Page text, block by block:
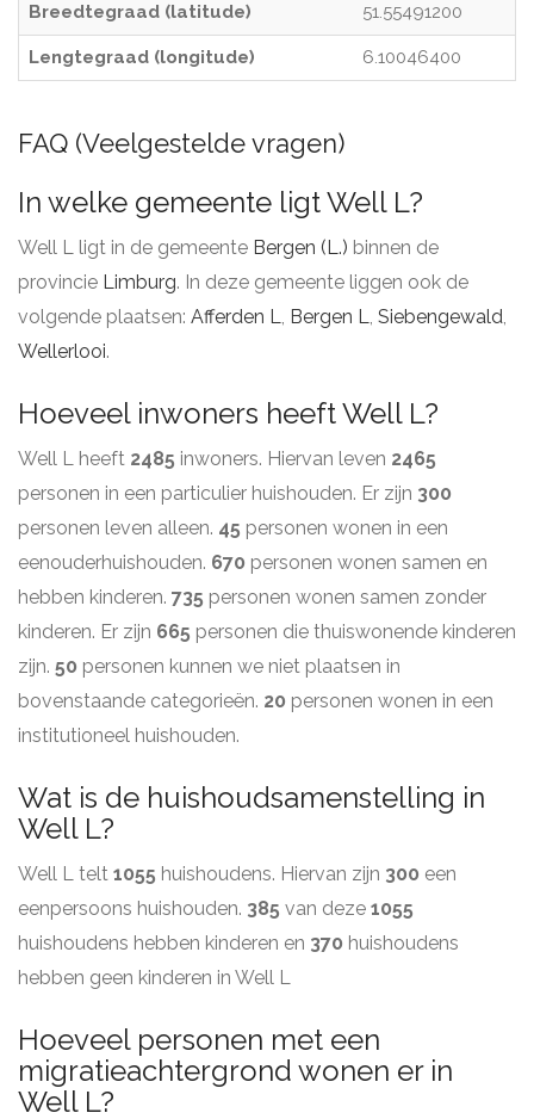
Breedtegraad (latitude) 51.55491200
Lengtegraad (longitude) 6.10046400
FAQ (Veelgestelde vragen)
In welke gemeente ligt Well L?
Well L ligt in de gemeente Bergen (L.) binnen de
provincie Limburg. In deze gemeente liggen ook de
volgende plaatsen: Afferden L, Bergen L, Siebengewald,
Wellerlooi.
Hoeveel inwoners heeft Well L?
Well L heeft 2485 inwoners. Hiervan leven 2465
personen in een particulier huishouden. Er zijn 300
personen leven alleen. 45 personen wonen in een
eenouderhuishouden. 670 personen wonen samen en
hebben kinderen. 735 personen wonen samen zonder
kinderen. Er zijn 665 personen die thuiswonende kinderen
zijn. 50 personen kunnen we niet plaatsen in
bovenstaande categorieën. 20 personen wonen in een
institutioneel huishouden.
Wat is de huishoudsamenstelling in
Well L?
Well L telt 1055 huishoudens. Hiervan zijn 300 een
eenpersoons huishouden. 385 van deze 1055
huishoudens hebben kinderen en 370 huishoudens
hebben geen kinderen in Well L
Hoeveel personen met een
migratieachtergrond wonen er in
Well L?